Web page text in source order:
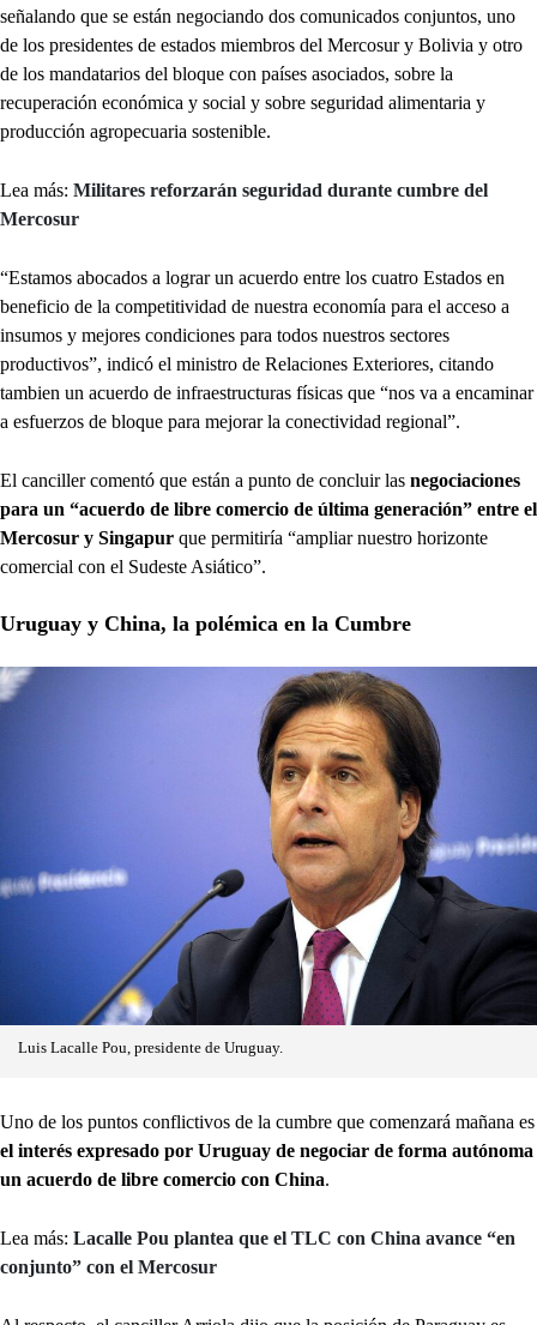
señalando que se están negociando dos comunicados conjuntos, uno
de los presidentes de estados miembros del Mercosur y Bolivia y otro
de los mandatarios del bloque con países asociados, sobre la
recuperación económica y social y sobre seguridad alimentaria y
producción agropecuaria sostenible.
Lea más: Militares reforzarán seguridad durante cumbre del
Mercosur
“Estamos abocados a lograr un acuerdo entre los cuatro Estados en
beneficio de la competitividad de nuestra economía para el acceso a
insumos y mejores condiciones para todos nuestros sectores
productivos”, indicó el ministro de Relaciones Exteriores, citando
tambien un acuerdo de infraestructuras físicas que “nos va a encaminar
a esfuerzos de bloque para mejorar la conectividad regional”.
El canciller comentó que están a punto de concluir las negociaciones
para un “acuerdo de libre comercio de última generación” entre el
Mercosur y Singapur que permitiría “ampliar nuestro horizonte
comercial con el Sudeste Asiático”.
Uruguay y China, la polémica en la Cumbre
Luis Lacalle Pou, presidente de Uruguay.
Uno de los puntos conflictivos de la cumbre que comenzará mañana es
el interés expresado por Uruguay de negociar de forma autónoma
un acuerdo de libre comercio con China.
Lea más: Lacalle Pou plantea que el TLC con China avance “en
conjunto” con el Mercosur